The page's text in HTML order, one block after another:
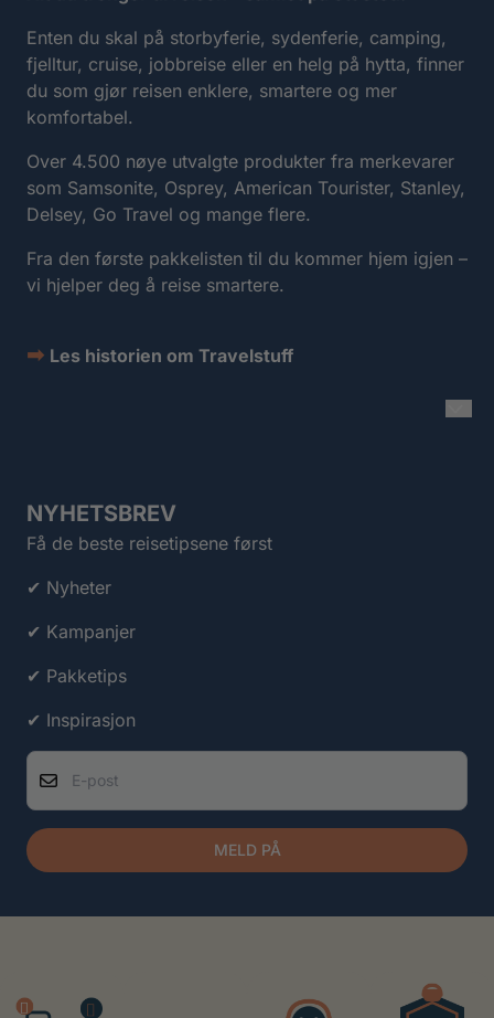
Enten du skal på storbyferie, sydenferie, camping,
fjelltur, cruise, jobbreise eller en helg på hytta, finner
du som gjør reisen enklere, smartere og mer
komfortabel.
Over 4.500 nøye utvalgte produkter fra merkevarer
som Samsonite, Osprey, American Tourister, Stanley,
Delsey, Go Travel og mange flere.
Fra den første pakkelisten til du kommer hjem igjen –
vi hjelper deg å reise smartere.
➡ Les historien om Travelstuff
NYHETSBREV
Få de beste reisetipsene først
✔ Nyheter
✔ Kampanjer
✔ Pakketips
✔ Inspirasjon
E-post
MELD PÅ